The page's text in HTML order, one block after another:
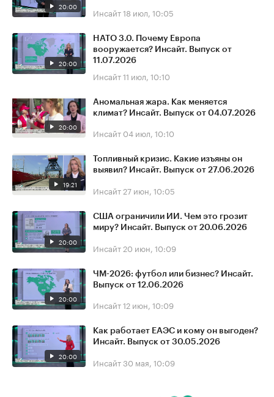
20:00 Инсайт18 июл, 10:05
20:00
НАТО 3.0. Почему Европа
вооружается? Инсайт. Выпуск от
11.07.2026
Инсайт11 июл, 10:10
20:00
Аномальная жара. Как меняется
климат? Инсайт. Выпуск от 04.07.2026
Инсайт 04 июл, 10:10
19:21
Топливный кризис. Какие изъяны он
выявил? Инсайт. Выпуск от 27.06.2026
Инсайт 27 июн, 10:05
20:00
США ограничили ИИ. Чем это грозит
миру? Инсайт. Выпуск от 20.06.2026
Инсайт 20 июн, 10:09
20:00
ЧМ-2026: футбол или бизнес? Инсайт.
Выпуск от 12.06.2026
Инсайт12 июн, 10:09
20:00
Как работает ЕАЭС и кому он выгоден?
Инсайт. Выпуск от 30.05.2026
Инсайт30 мая, 10:09